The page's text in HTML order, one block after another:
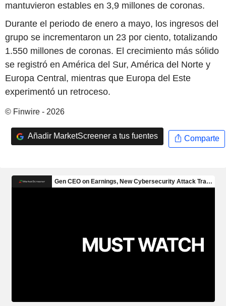
mantuvieron estables en 3,9 millones de coronas.
Durante el periodo de enero a mayo, los ingresos del
grupo se incrementaron un 23 por ciento, totalizando
1.550 millones de coronas. El crecimiento más sólido
se registró en América del Sur, América del Norte y
Europa Central, mientras que Europa del Este
experimentó un retroceso.
© Finwire - 2026
Añadir MarketScreener a tus fuentes Comparte